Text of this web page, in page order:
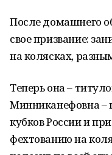
После домашнего
свое призвание:
на колясках,
Теперь она –
Минниканефовна –
кубков России и
фехтованию на